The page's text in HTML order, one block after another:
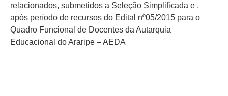
relacionados, submetidos a Seleção Simplificada e ,
após período de recursos do Edital nº05/2015 para o
Quadro Funcional de Docentes da Autarquia
Educacional do Araripe – AEDA